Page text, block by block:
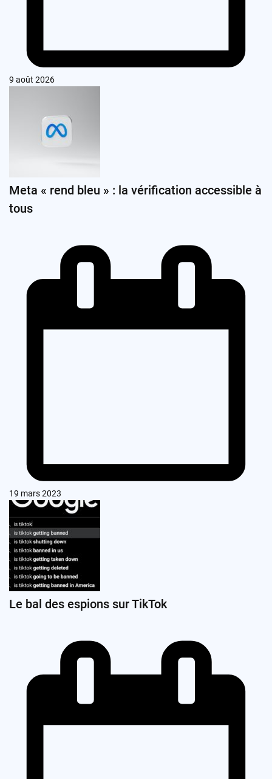
9 août 2026
Meta « rend bleu » : la vérification accessible à
tous
19 mars 2023
Le bal des espions sur TikTok